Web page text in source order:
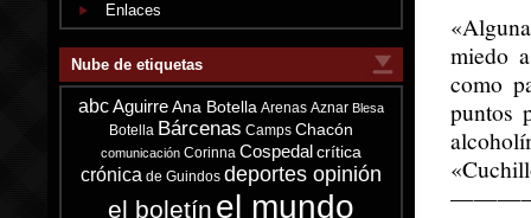
Enlaces
Nube de etiquetas
abcAguirre Ana Botella Arenas Aznar Blesa
Botella Bárcenas Camps Chacón
comunicación Corinna Cospedal crítica
crónica de Guindos deportes opinión
el boletín el mundo
miedo
como
puntos